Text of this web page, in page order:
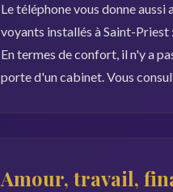
Le téléphone vous donne aussi
voyants installés à Saint-Priest
En termes de confort, il n'y a
porte d'un cabinet. Vous
Amour, travail,